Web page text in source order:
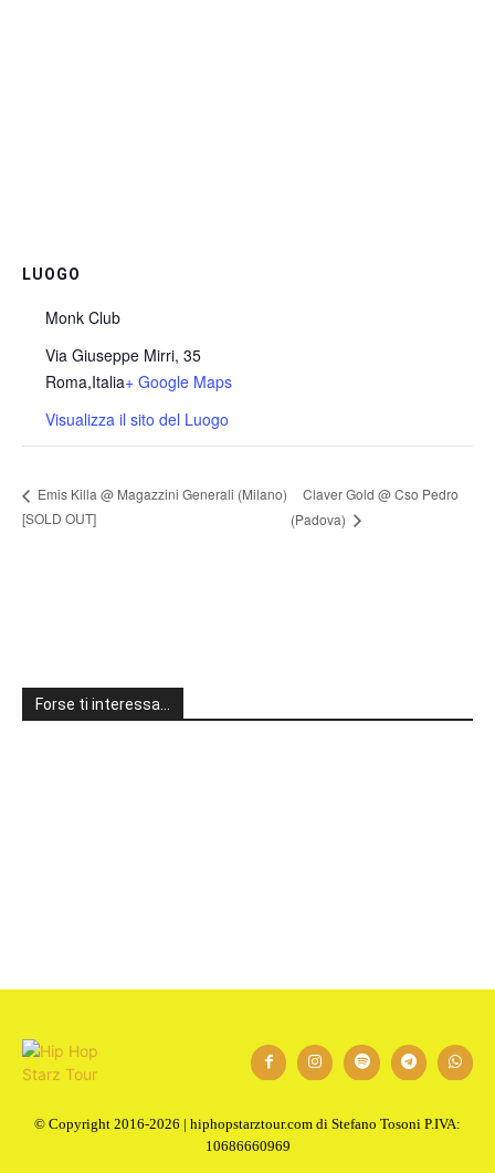
LUOGO
Monk Club
Via Giuseppe Mirri, 35
Roma,Italia+ Google Maps
Visualizza il sito del Luogo
Emis Killa @ Magazzini Generali (Milano)
[SOLD OUT]
Claver Gold @ Cso Pedro
(Padova)
Forse ti interessa…
1
© Copyright 2016-2026 | hiphopstarztour.com di Stefano Tosoni P.IVA:
10686660969